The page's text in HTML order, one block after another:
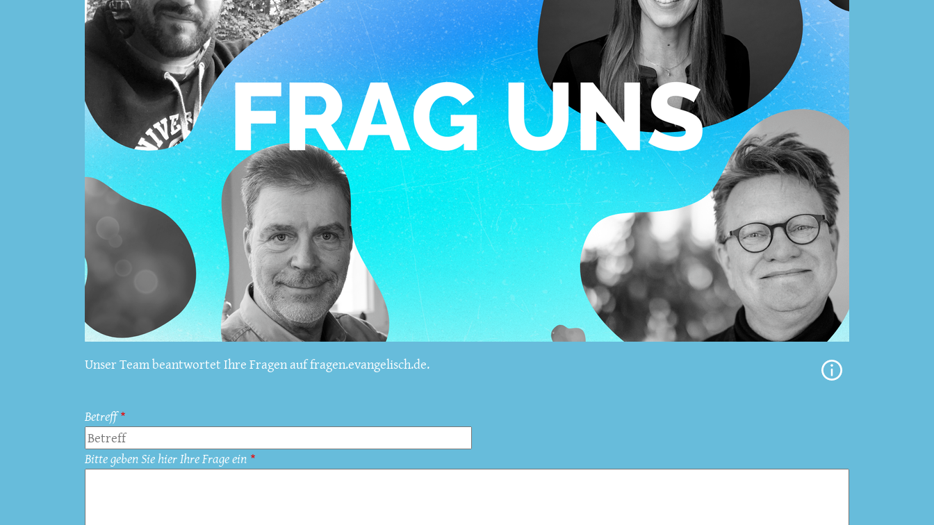
Unser Team beantwortet Ihre Fragen auf fragen.evangelisch.de.
Betreff
Bitte geben Sie hier Ihre Frage ein